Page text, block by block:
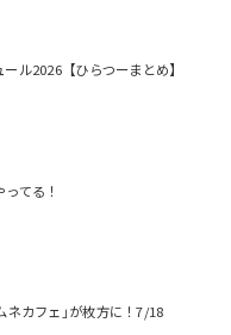
ル2026【ひらつーまとめ】
てる！
ネカフェ｣が枚方に！7/18